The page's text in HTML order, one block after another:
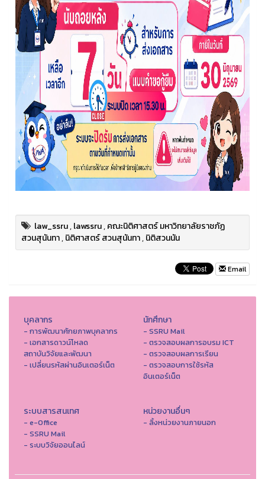
law_ssru,lawssru,คณะนิติศาสตร์ มหาวิทยาลัยราชภัฏ
สวนสุนันทา,นิติศาสตร์ สวนสุนันทา,นิติสวนนัน
Email
บุคลากร
- การพัฒนาศักยภาพบุคลากร
- เอกสารดาวน์โหลด
สถาบันวิจัยและพัฒนา
- เปลี่ยนรหัสผ่านอินเตอร์เน็ต
นักศึกษา
- SSRU Mail
- ตรวจสอบผลการอบรม ICT
- ตรวจสอบผลการเรียน
- ตรวจสอบการใช้รหัส
อินเตอร์เน็ต
ระบบสารสนเทศ
- e-Office
- SSRU Mail
- ระบบวิจัยออนไลน์
หน่วยงานอื่นๆ
- ลิ้งหน่วยงานภายนอก